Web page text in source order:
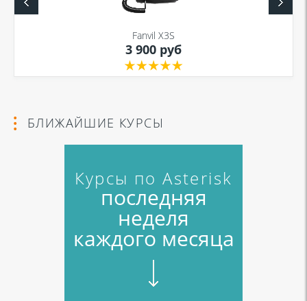
Fanvil X3S
3 900 руб
БЛИЖАЙШИЕ КУРСЫ
Курсы по Asterisk
последняя
неделя
каждого месяца